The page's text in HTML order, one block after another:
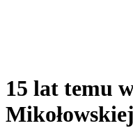
15 lat temu